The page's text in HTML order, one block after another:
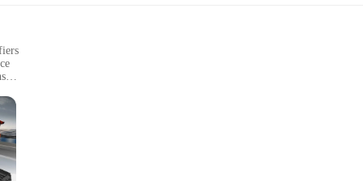
pursuit of pure audio excellence. Crafted with meticulous attention to
by modern digital amplifiers. Whether you're a seasoned audio